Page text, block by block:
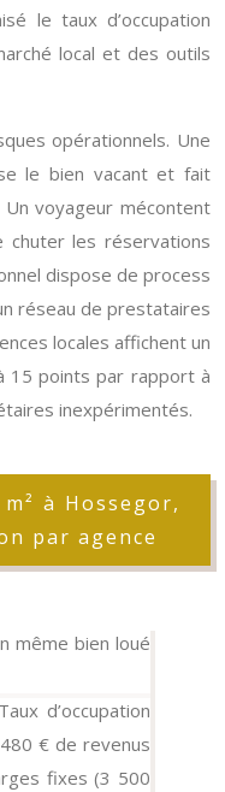
le taux d’occupation
local et des outils
opérationnels. Une
le bien vacant et fait
voyageur mécontent
chuter les réservations
dispose de process
réseau de prestataires
locales affichent un
15 points par rapport à
inexpérimentés.
à Hossegor,
par agence
même bien loué
d’occupation
€ de revenus
fixes (3 500